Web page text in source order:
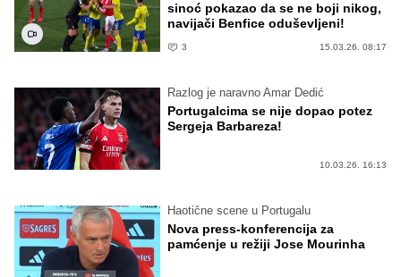
sinoć pokazao da se ne boji nikog,
navijači Benfice oduševljeni!
3 15.03.26. 08:17
Razlog je naravno Amar Dedić
Portugalcima se nije dopao potez
Sergeja Barbareza!
10.03.26. 16:13
Haotične scene u Portugalu
Nova press-konferencija za
pamćenje u režiji Jose Mourinha